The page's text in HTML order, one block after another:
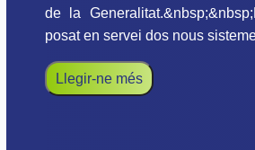
de la
posat en servei dos nous
Llegir-ne més